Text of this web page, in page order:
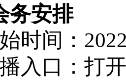
务安排
时间：
入口：打